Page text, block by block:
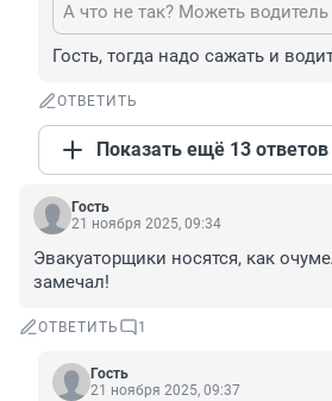
Гость, тогда надо сажать и
ОТВЕТИТЬ
Показать ещё 13 ответов
Гость
21 ноября 2025, 09:34
Эвакуаторщики носятся, как
замечал!
ОТВЕТИТЬ 1
Гость
21 ноября 2025, 09:37